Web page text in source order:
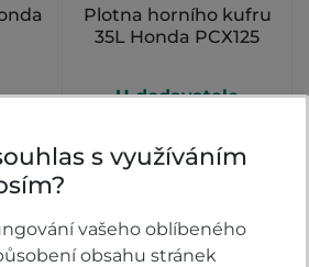
Plotna horního kufru
35L Honda PCX125
U dodavatele
1 390 Kč KOUPIT
s využíváním
vašeho oblíbeného
obsahu stránek